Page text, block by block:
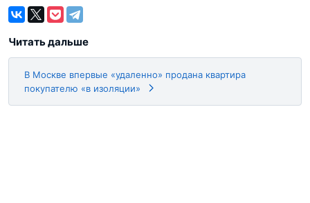
Читать дальше
В Москве впервые «удаленно» продана квартира
покупателю «в изоляции»